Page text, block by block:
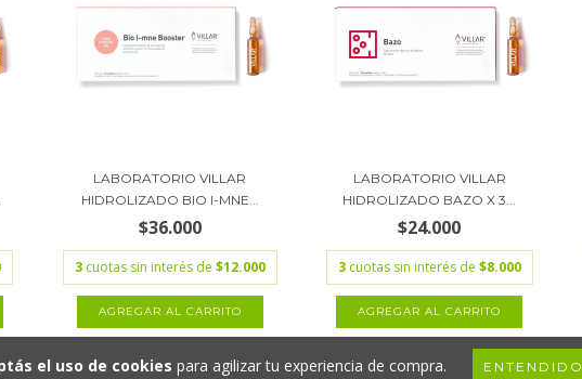
el uso de cookies para agilizar tu experiencia de compra. ENTENDIDO
LABORATORIO VILLAR
HIDROLIZADO BIO I-MNE...
$36.000
3 cuotas sin interés de $12.000
LABORATORIO VILLAR
HIDROLIZADO BAZO X 3...
$24.000
3 cuotas sin interés de $8.000